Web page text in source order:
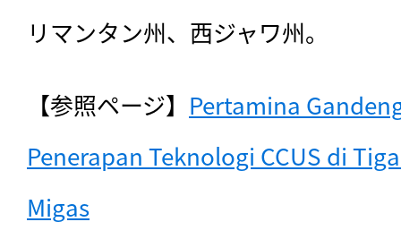
リマンタン州、西ジャワ州。
【参照ページ】 Pertamina
Penerapan Teknologi CCUS di
Migas